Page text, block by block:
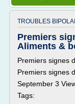
TROUBLES
Premiers
Aliments &
Premiers signes
Premiers signes
September 3
Tags: